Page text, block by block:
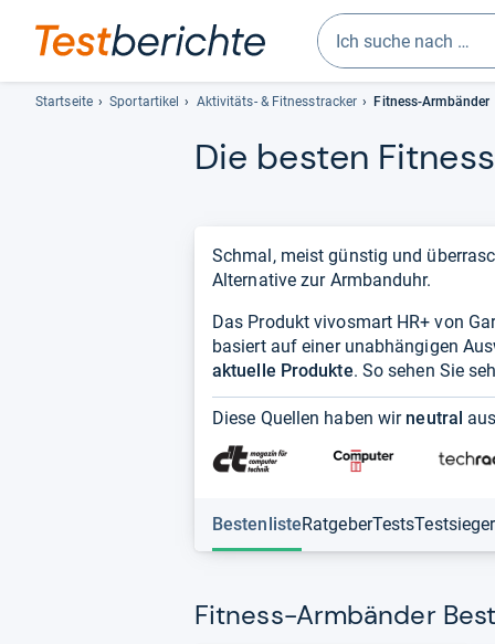
Geben
Sie
drei
Zeichen
erscheinen
automatisch
lassen
sich
mit
den
Pfeiltasten
Startseite Sportartikel Aktivitäts- & Fitnesstracker Fitness-Armbänder
Die bes­ten
Schmal, meist günstig und
Alternative zur Armbanduhr.
Das Produkt vivosmart HR+ von
basiert auf einer unabhängigen
aktuelle Produkte. So sehen Sie
Diese Quellen haben wir neutral
BestenlisteRatgeberTestsTestsieger
Fitness-Armbänder